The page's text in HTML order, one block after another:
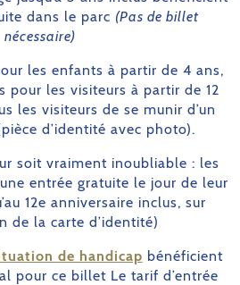
dans le parc (Pas de billet
nécessaire)
les enfants à partir de 4 ans,
pour les visiteurs à partir de 12
les visiteurs de se munir d’un
d’identité avec photo).
soit vraiment inoubliable : les
entrée gratuite le jour de leur
12e anniversaire inclus, sur
de la carte d’identité)
de handicap bénéficient
pour ce billet Le tarif d’entrée